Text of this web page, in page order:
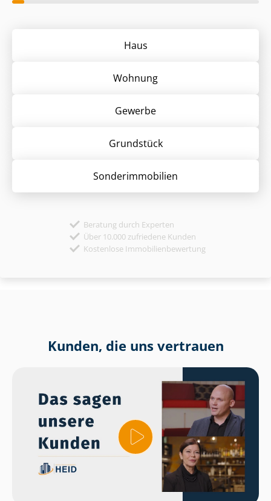
Haus
Wohnung
Gewerbe
Grund­stück
Sonder­immobilien
Beratung durch Experten
Über 10.000 zufriedene Kunden
Kostenlose Immobilienbewertung
Kunden, die uns vertrauen